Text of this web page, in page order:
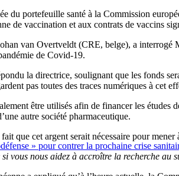
du portefeuille santé à la Commission
de vaccination et aux contrats de vaccins
van Overtveldt (CRE, belge), a interrogé
de Covid-19.
la directrice, soulignant que les fonds
pas toutes des traces numériques à cet
être utilisés afin de financer les études
autre société pharmaceutique.
» pour contrer la prochaine crise
que cet argent serait nécessaire pour
vous nous aidez à accroître la recherche au